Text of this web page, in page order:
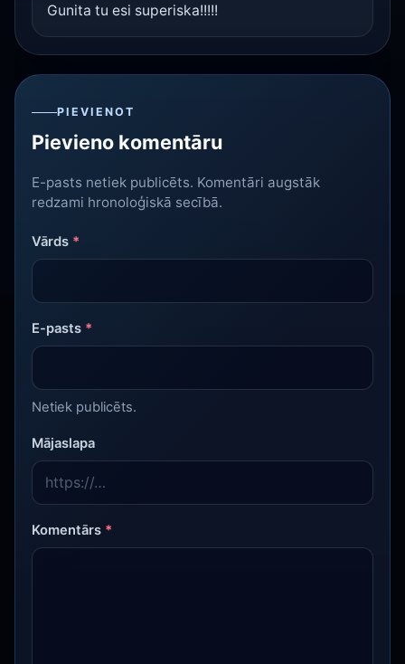
Gunita tu esi superiska!!!!!
PIEVIENOT
Pievieno komentāru
E-pasts netiek publicēts. Komentāri augstāk
redzami hronoloģiskā secībā.
Vārds *
E-pasts *
Netiek publicēts.
Mājaslapa
Komentārs *